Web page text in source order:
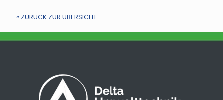
« ZURÜCK ZUR ÜBERSICHT